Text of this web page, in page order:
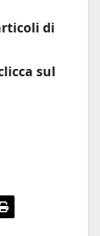
di
sul